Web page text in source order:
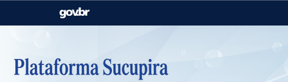
Casa Civil
Pecuária e Abastecimento